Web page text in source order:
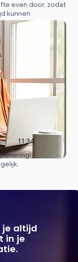
11:34
even door, zodat
kunnen
je altijd
in je